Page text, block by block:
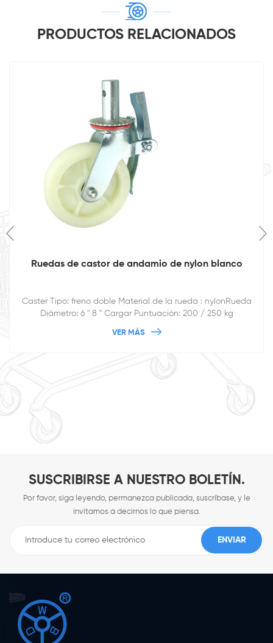
PRODUCTOS RELACIONADOS
Ruedas de castor de andamio de nylon blanco
Caster Tipo: freno doble Material de la rueda : nylonRueda
Diámetro: 6 '' 8 '' Cargar Puntuación: 200 / 250 kg
VER MÁS
SUSCRIBIRSE A NUESTRO BOLETÍN.
Por favor, siga leyendo, permanezca publicada, suscríbase, y le
invitamos a decirnos lo que piensa.